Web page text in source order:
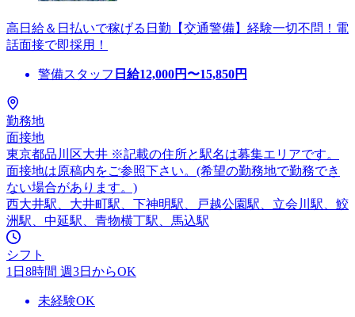
高日給＆日払いで稼げる日勤【交通警備】経験一切不問！電
話面接で即採用！
警備スタッフ 日給12,000円〜15,850円
勤務地
面接地
東京都品川区大井 ※記載の住所と駅名は募集エリアです。
面接地は原稿内をご参照下さい。(希望の勤務地で勤務でき
ない場合があります。)
西大井駅、大井町駅、下神明駅、戸越公園駅、立会川駅、鮫
洲駅、中延駅、青物横丁駅、馬込駅
シフト
1日8時間 週3日からOK
未経験OK